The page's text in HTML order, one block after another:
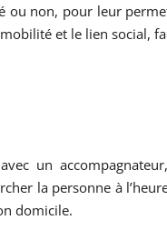
non, pour leur
et le lien social,
un
la personne à
domicile.